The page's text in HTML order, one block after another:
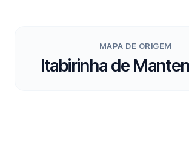
MAPA DE ORIGEM
Itabirinha de